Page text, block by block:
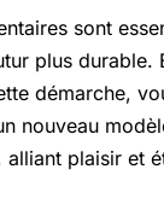
sont
plus durable.
démarche,
nouveau
alliant plaisir et